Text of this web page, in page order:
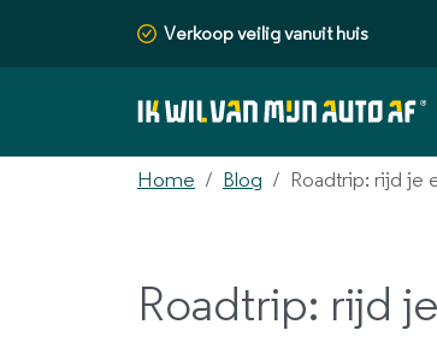
Verkoop veilig vanuit huis
Home Blog Roadtrip: rijd je
Roadtrip: rijd